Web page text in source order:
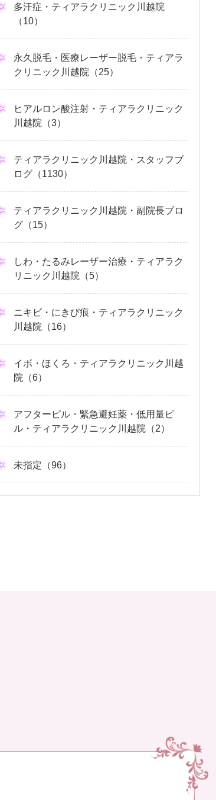
多汗症・ティアラクリニック川越院
（10）
永久脱毛・医療レーザー脱毛・ティアラ
クリニック川越院（25）
ヒアルロン酸注射・ティアラクリニック
川越院（3）
ティアラクリニック川越院・スタッフブ
ログ（1130）
ティアラクリニック川越院・副院長ブロ
グ（15）
しわ・たるみレーザー治療・ティアラク
リニック川越院（5）
ニキビ・にきび痕・ティアラクリニック
川越院（16）
イボ・ほくろ・ティアラクリニック川越
院（6）
アフターピル・緊急避妊薬・低用量ピ
ル・ティアラクリニック川越院（2）
未指定（96）